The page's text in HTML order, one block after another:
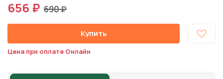
656 ₽ 690 ₽
Купить
Цена при оплате Онлайн